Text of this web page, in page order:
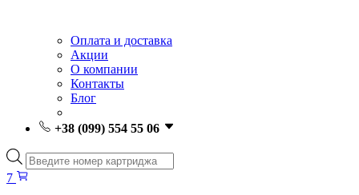
Оплата и доставка
Акции
О компании
Контакты
Блог
+38 (099) 554 55 06
Поиск
товаров
7